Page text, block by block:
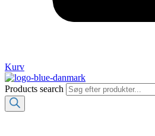
Kurv
Products search